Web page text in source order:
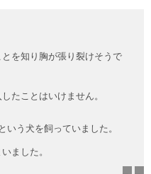
を知り胸が張り裂けそうで
たことはいけません。
う犬を飼っていました。
ました。